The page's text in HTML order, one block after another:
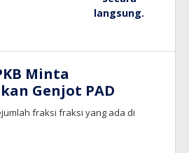
Minta
Genjot PAD
fraksi fraksi yang ada di